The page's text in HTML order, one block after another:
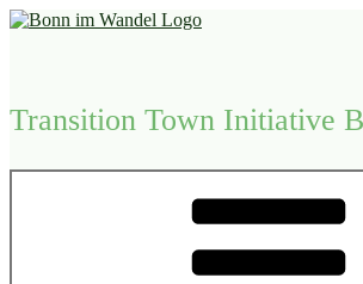
Zum
Transition Town Initiative